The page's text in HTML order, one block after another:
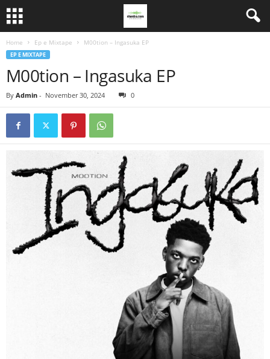
Home Ep e Mixtape M00tion – Ingasuka EP
EP E MIXTAPE
M00tion – Ingasuka EP
By Admin - November 30, 2024 0